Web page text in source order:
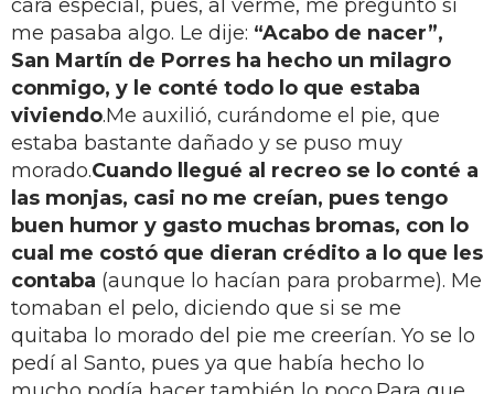
cara especial, pues, al verme, me preguntó si
me pasaba algo. Le dije: “Acabo de nacer”,
San Martín de Porres ha hecho un milagro
conmigo, y le conté todo lo que estaba
viviendo.Me auxilió, curándome el pie, que
estaba bastante dañado y se puso muy
morado.Cuando llegué al recreo se lo conté a
las monjas, casi no me creían, pues tengo
buen humor y gasto muchas bromas, con lo
cual me costó que dieran crédito a lo que les
contaba (aunque lo hacían para probarme). Me
tomaban el pelo, diciendo que si se me
quitaba lo morado del pie me creerían. Yo se lo
pedí al Santo, pues ya que había hecho lo